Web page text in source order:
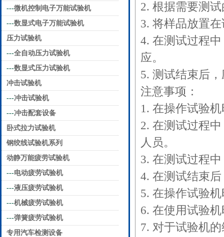
---微机控制电子万能试验机
---数显式电子万能试验机
压力试验机
---全自动压力试验机
---数显式压力试验机
冲击试验机
---冲击试验机
---冲击配套设备
卧式拉力试验机
钢绞线试验机系列
动静万能疲劳试验机
---电动疲劳试验机
---液压疲劳试验机
---机械疲劳试验机
---弹簧疲劳试验机
专用汽车检测设备
2. 根据需要测
3. 将样品放置
4. 在测试过程
应。
5. 测试结束后
注意事项：
1. 在操作试验
2. 在测试过程
人员。
3. 在测试过程
4. 在测试结束
5. 在操作试验
6. 在使用试验
7. 对于试验机